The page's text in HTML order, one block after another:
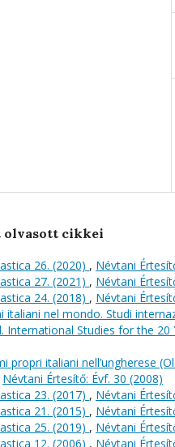
olvasott cikkei
26. (2020) , Névtani
27. (2021) , Névtani
24. (2018) , Névtani
italiani nel mondo. Studi
Studies for the
propri italiani nell’ungherese
Névtani Értesítő: Évf. 30 (2008)
23. (2017) , Névtani
21. (2015) , Névtani
25. (2019) , Névtani
12. (2006) , Névtani